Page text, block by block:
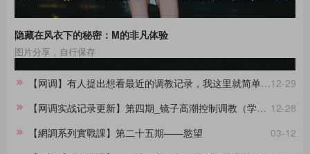
隐藏在风衣下的秘密：M的非凡体验
图片分享，自行保存
12-29
【网调】有人提出想看最近的调教记录，我这里就简单做一份合集。
12-28
【网调实战记录更新】第四期_镜子高潮控制调教（学员案例）
03-12
【網調系列實戰課】第二十五期——慾望